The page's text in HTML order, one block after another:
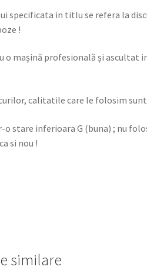
specificata in titlu se refera la
!
o mașină profesională și ascultat
calitatile care le folosim sunt :
o stare inferioara G (buna) ; nu
si nou !
similare